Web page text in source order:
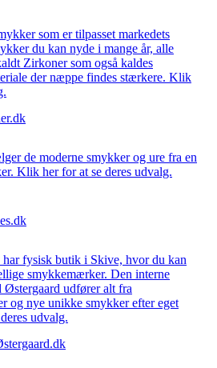
som er tilpasset markedets
du kan nyde i mange år, alle
Zirkoner som også kaldes
der næppe findes stærkere. Klik
de moderne smykker og ure fra en
Klik her for at se deres udvalg.
fysisk butik i Skive, hvor du kan
smykkemærker. Den interne
Østergaard udfører alt fra
og nye unikke smykker efter eget
udvalg.